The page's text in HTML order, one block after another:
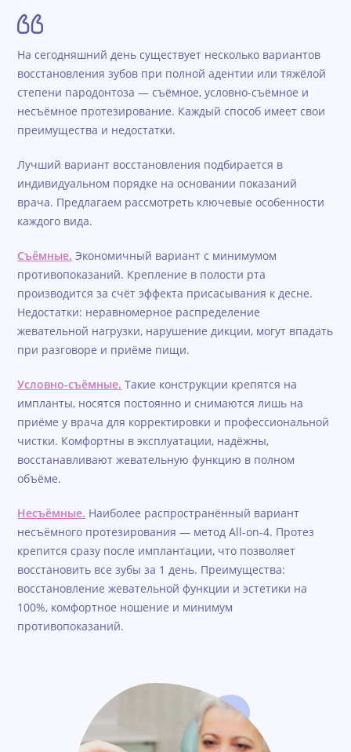
На сегодняшний день существует несколько вариантов
восстановления зубов при полной адентии или тяжёлой
степени пародонтоза — съёмное, условно-съёмное и
несъёмное протезирование. Каждый способ имеет свои
преимущества и недостатки.
Лучший вариант восстановления подбирается в
индивидуальном порядке на основании показаний
врача. Предлагаем рассмотреть ключевые особенности
каждого вида.
Съёмные. Экономичный вариант с минимумом
противопоказаний. Крепление в полости рта
производится за счёт эффекта присасывания к десне.
Недостатки: неравномерное распределение
жевательной нагрузки, нарушение дикции, могут впадать
при разговоре и приёме пищи.
Условно-съёмные. Такие конструкции крепятся на
импланты, носятся постоянно и снимаются лишь на
приёме у врача для корректировки и профессиональной
чистки. Комфортны в эксплуатации, надёжны,
восстанавливают жевательную функцию в полном
объёме.
Несъёмные. Наиболее распространённый вариант
несъёмного протезирования — метод All-on-4. Протез
крепится сразу после имплантации, что позволяет
восстановить все зубы за 1 день. Преимущества:
восстановление жевательной функции и эстетики на
100%, комфортное ношение и минимум
противопоказаний.